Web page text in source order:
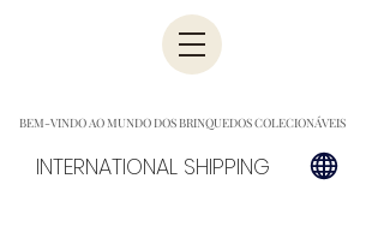
BEM-VINDO AO MUNDO DOS BRINQUEDOS COLECIONÁVEIS
INTERNATIONAL SHIPPING